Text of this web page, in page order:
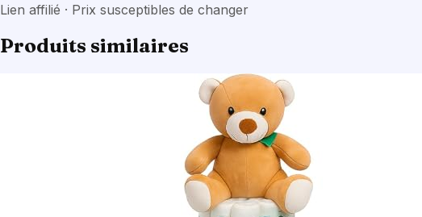
Lien affilié · Prix susceptibles de changer
Produits similaires